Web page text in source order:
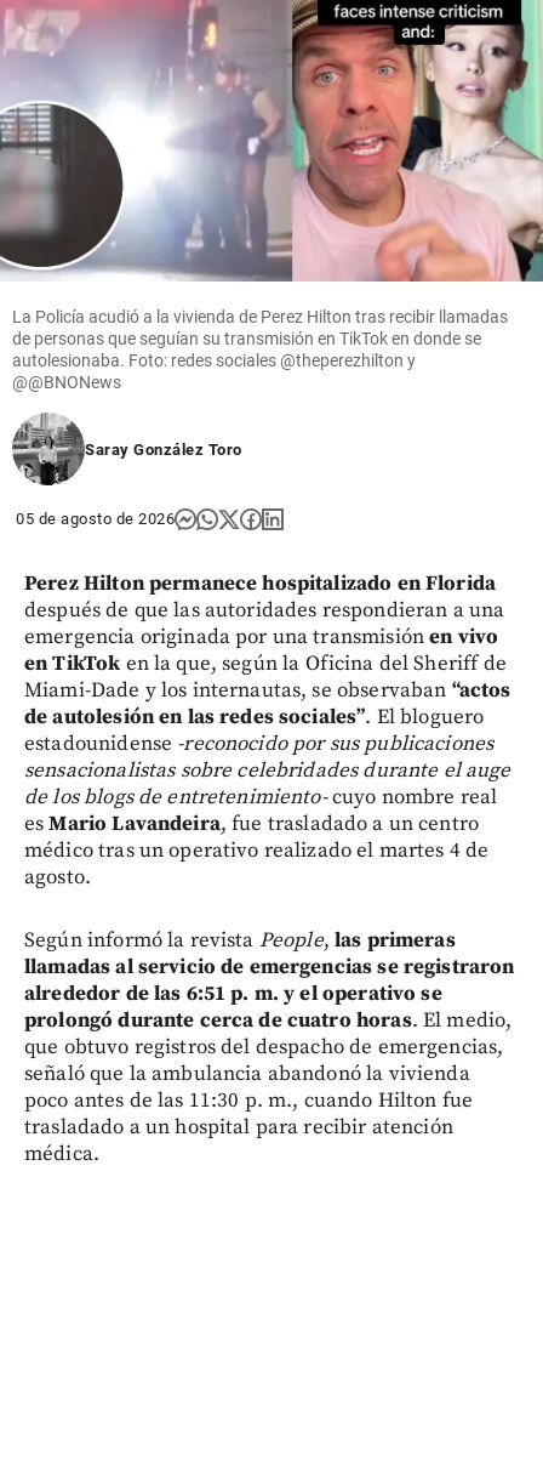
Críticos
Crónicas
de un Fan
Fatal:
Estados
Alterados
decide
volver a
escucharse
share
La Policía acudió a la vivienda de Perez Hilton tras recibir llamadas
de personas que seguían su transmisión en TikTok en donde se
autolesionaba. Foto: redes sociales @theperezhilton y
@@BNONews
Saray González Toro
05 de agosto de 2026
Perez Hilton permanece hospitalizado en Florida
después de que las autoridades respondieran a una
emergencia originada por una transmisiónen vivo
en TikToken la que, según la Oficina del Sheriff de
Miami-Dade y los internautas, se observaban “actos
de autolesión en las redes sociales”. El bloguero
estadounidense -reconocido por sus publicaciones
sensacionalistas sobre celebridades durante el auge
de los blogs de entretenimiento-cuyo nombre real
esMario Lavandeira, fue trasladado a un centro
médico tras un operativo realizado el martes 4 de
agosto.
Según informó la revista People, las primeras
llamadas al servicio de emergencias se registraron
alrededor de las 6:51 p. m. y el operativo se
prolongó durante cerca de cuatro horas. El medio,
que obtuvo registros del despacho de emergencias,
señaló que la ambulancia abandonó la vivienda
poco antes de las 11:30 p. m., cuando Hilton fue
trasladado a un hospital para recibir atención
médica.